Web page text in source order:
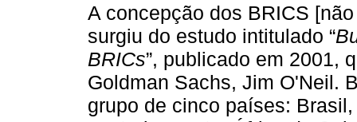
A concepção dos BRICS
surgiu do estudo intitulado “
BRICs”, publicado em 2001,
Goldman Sachs, Jim O'Neil.
grupo de cinco países: